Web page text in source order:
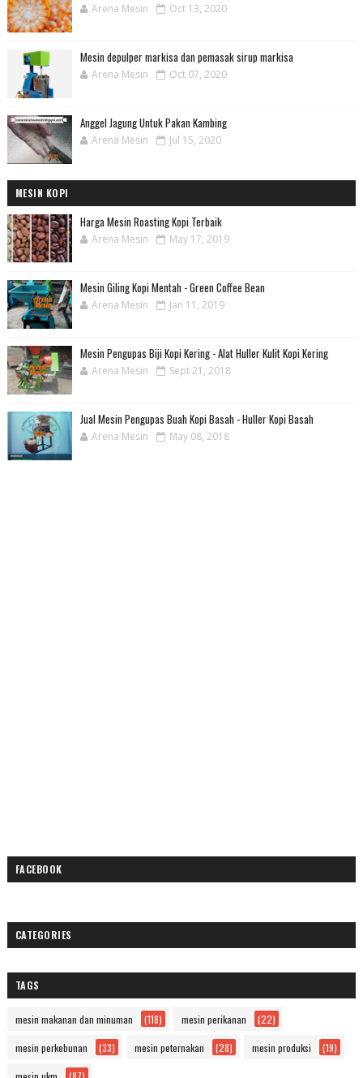
Arena Mesin Oct 13, 2020
Mesin depulper markisa dan pemasak sirup markisa
Arena Mesin Oct 07, 2020
Anggel Jagung Untuk Pakan Kambing
Arena Mesin Jul 15, 2020
MESIN KOPI
Harga Mesin Roasting Kopi Terbaik
Arena Mesin May 17, 2019
Mesin Giling Kopi Mentah - Green Coffee Bean
Arena Mesin Jan 11, 2019
Mesin Pengupas Biji Kopi Kering - Alat Huller Kulit Kopi Kering
Arena Mesin Sept 21, 2018
Jual Mesin Pengupas Buah Kopi Basah - Huller Kopi Basah
Arena Mesin May 08, 2018
FACEBOOK
CATEGORIES
TAGS
mesin makanan dan minuman (118) mesin perikanan (22)
mesin perkebunan (33) mesin peternakan (28) mesin produksi (19)